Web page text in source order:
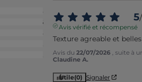
85
16
4
2
2
5/
Avis vérifié et récompensé
Texture agreable et
Avis du 22/07/2026
, suite à
Claudine A.
Utile(0) Signaler